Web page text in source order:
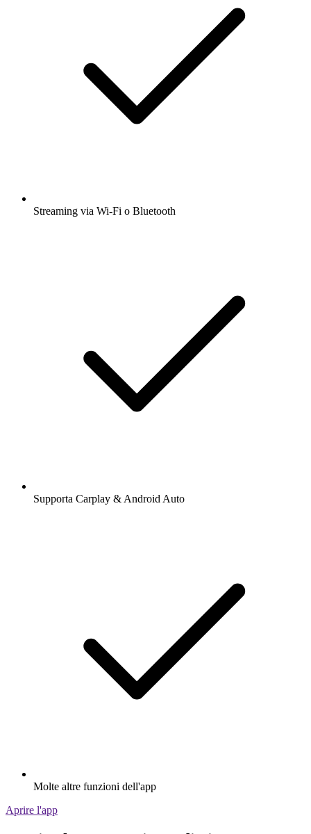
Streaming via Wi-Fi o Bluetooth
Supporta Carplay & Android Auto
Molte altre funzioni dell'app
Aprire l'app